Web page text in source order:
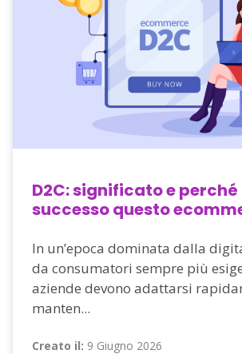
D2C: significato e perché
successo questo
In un’epoca dominata dalla
da consumatori sempre più
aziende devono adattarsi
manten...
Creato il: 9 Giugno 2026